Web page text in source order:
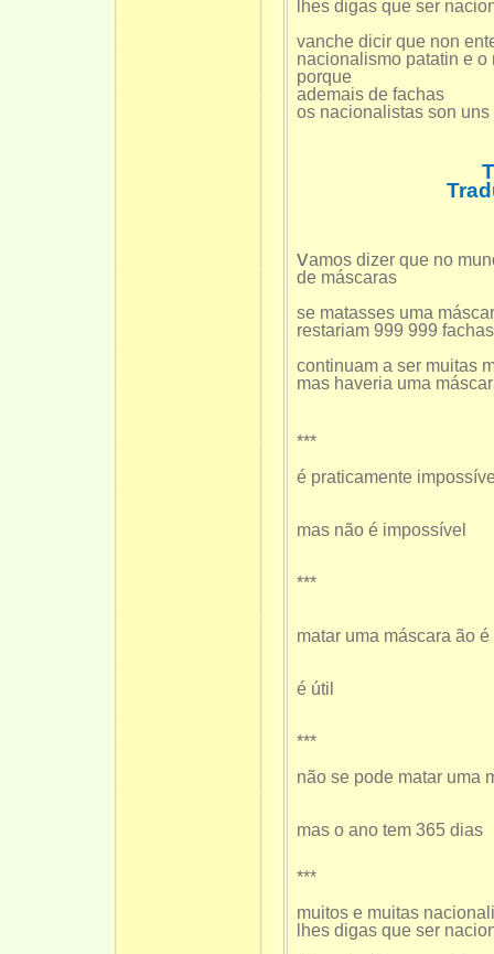
lhes digas que ser
vanche dicir que non
nacionalismo patatin e
porque
ademais de fachas
os nacionalistas son
vamos dizer que no
de máscaras
se matasses uma
restariam 999 999 fachas
continuam a ser muitas
mas haveria uma
***
é praticamente
mas não é impossível
***
matar uma máscara ão
é útil
***
não se pode matar uma
mas o ano tem 365 dias
***
muitos e muitas
lhes digas que ser